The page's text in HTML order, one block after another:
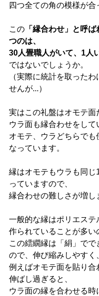
四つ全ての角の模様が合
この 「縁合わせ」と呼
つのは、
30人畳職人がいて、1人
ではないでしょうか。
（実際に統計を取ったわ
せんが...）
実はこの礼盤はオモテ面
ウラ面も縁合わせをして
オモテ、ウラどちらでも
なっています。
縁はオモテもウラも同じ
っていますので、
縁合わせの難しさが増し
一般的な縁はポリエステ
作られていることが多い
この繧繝縁は「絹」でで
ので、伸び縮みしやすく
例えばオモテ面を貼り合
伸ばし過ぎると、
ウラ面の縁を合わせる時